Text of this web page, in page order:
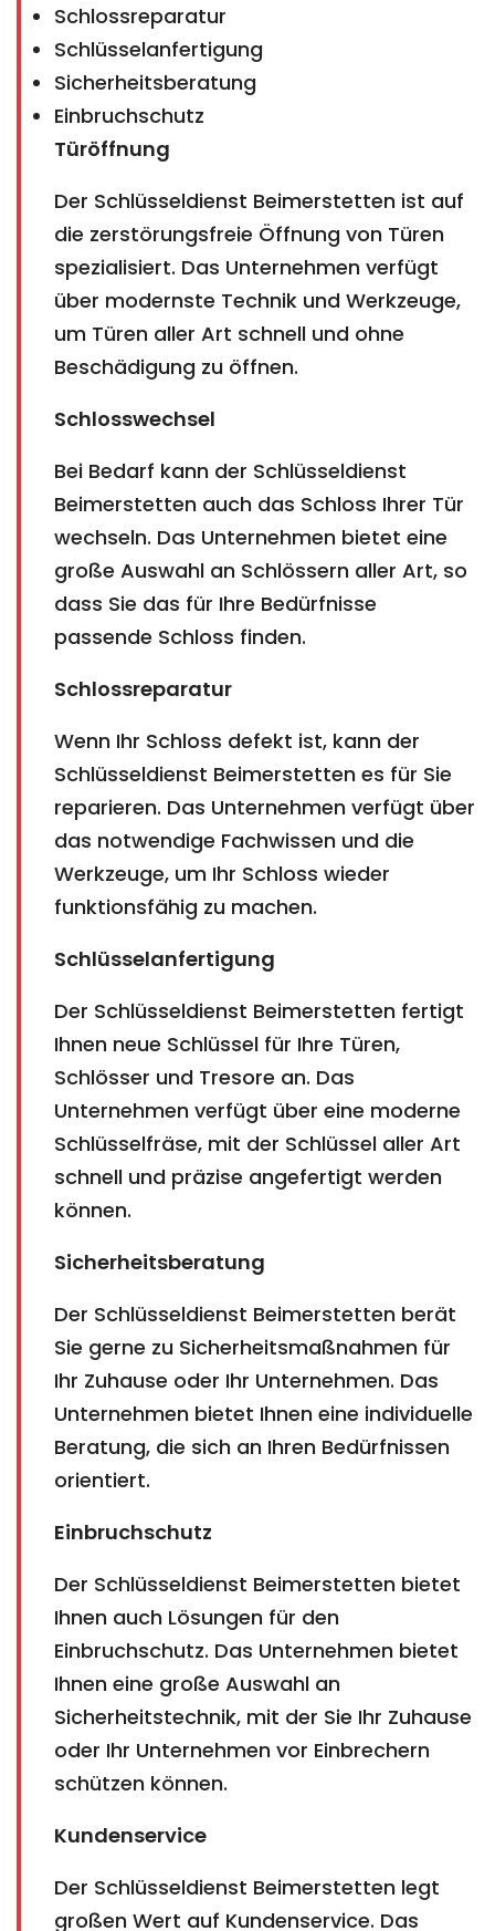
Schlossreparatur
Schlüsselanfertigung
Sicherheitsberatung
Einbruchschutz
Türöffnung
Der Schlüsseldienst Beimerstetten ist auf
die zerstörungsfreie Öffnung von Türen
spezialisiert. Das Unternehmen verfügt
über modernste Technik und Werkzeuge,
um Türen aller Art schnell und ohne
Beschädigung zu öffnen.
Schlosswechsel
Bei Bedarf kann der Schlüsseldienst
Beimerstetten auch das Schloss Ihrer Tür
wechseln. Das Unternehmen bietet eine
große Auswahl an Schlössern aller Art, so
dass Sie das für Ihre Bedürfnisse
passende Schloss finden.
Schlossreparatur
Wenn Ihr Schloss defekt ist, kann der
Schlüsseldienst Beimerstetten es für Sie
reparieren. Das Unternehmen verfügt über
das notwendige Fachwissen und die
Werkzeuge, um Ihr Schloss wieder
funktionsfähig zu machen.
Schlüsselanfertigung
Der Schlüsseldienst Beimerstetten fertigt
Ihnen neue Schlüssel für Ihre Türen,
Schlösser und Tresore an. Das
Unternehmen verfügt über eine moderne
Schlüsselfräse, mit der Schlüssel aller Art
schnell und präzise angefertigt werden
können.
Sicherheitsberatung
Der Schlüsseldienst Beimerstetten berät
Sie gerne zu Sicherheitsmaßnahmen für
Ihr Zuhause oder Ihr Unternehmen. Das
Unternehmen bietet Ihnen eine individuelle
Beratung, die sich an Ihren Bedürfnissen
orientiert.
Einbruchschutz
Der Schlüsseldienst Beimerstetten bietet
Ihnen auch Lösungen für den
Einbruchschutz. Das Unternehmen bietet
Ihnen eine große Auswahl an
Sicherheitstechnik, mit der Sie Ihr Zuhause
oder Ihr Unternehmen vor Einbrechern
schützen können.
Kundenservice
Der Schlüsseldienst Beimerstetten legt
großen Wert auf Kundenservice. Das